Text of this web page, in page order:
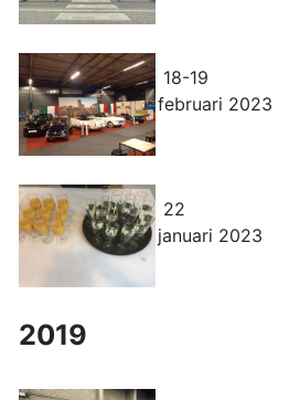
18-19
februari 2023
22
januari 2023
2019